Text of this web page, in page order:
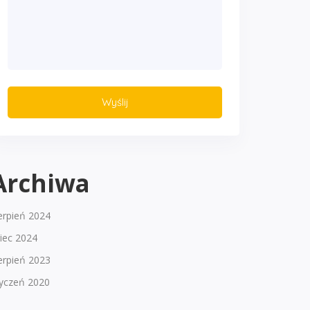
2024
2024
2023
2020